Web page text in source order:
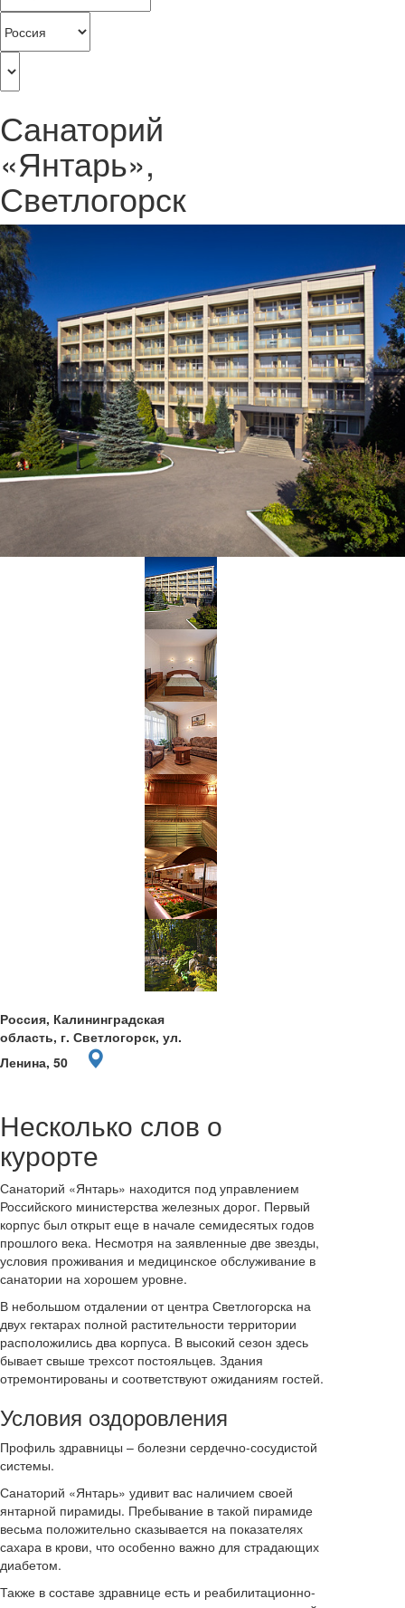
Санаторий
«Янтарь»,
Светлогорск
Россия, Калининградская
область, г. Светлогорск, ул.
Ленина, 50
Несколько слов о
курорте
Санаторий «Янтарь» находится под управлением
Российского министерства железных дорог. Первый
корпус был открыт еще в начале семидесятых годов
прошлого века. Несмотря на заявленные две звезды,
условия проживания и медицинское обслуживание в
санатории на хорошем уровне.
В небольшом отдалении от центра Светлогорска на
двух гектарах полной растительности территории
расположились два корпуса. В высокий сезон здесь
бывает свыше трехсот постояльцев. Здания
отремонтированы и соответствуют ожиданиям гостей.
Условия оздоровления
Профиль здравницы – болезни сердечно-сосудистой
системы.
Санаторий «Янтарь» удивит вас наличием своей
янтарной пирамиды. Пребывание в такой пирамиде
весьма положительно сказывается на показателях
сахара в крови, что особенно важно для страдающих
диабетом.
Также в составе здравнице есть и реабилитационно-